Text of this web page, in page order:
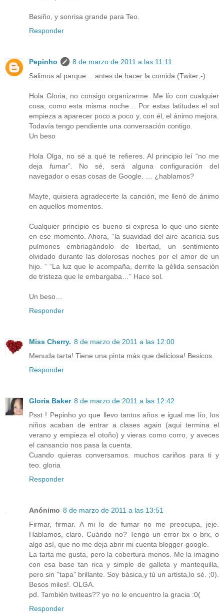
Besiño, y sonrisa grande para Teo.
Responder
Pepinho
8 de marzo de 2011 a las 11:11
Salimos al parque… antes de hacer la comida (Twiter;-)
Hola Gloria, no consigo organizarme. Me lío con cualquier
cosa, como esta misma noche… Por estas latitudes el sol
empieza a aparecer poco a poco y, con él, el ánimo mejora.
Todavía tengo pendiente una conversación contigo.
Un beso
Hola Olga, no sé a qué te refieres. Al principio leí “no me
deja fumar”. No sé, será alguna configuración del
navegador o esas cosas de Google. … ¿hablamos?
Mayte, quisiera agradecerte la canción, me llenó de ánimo
en aquellos momentos.
Cualquier principio es bueno si expresa lo que uno siente
en ese momento. Ahora, “la suavidad del aire acaricia sus
pulmones embriagándolo de libertad, un sentimiento
olvidado durante las dolorosas noches por el amor de un
hijo. “ “La luz que le acompaña, derrite la gélida sensación
de tristeza que le embargaba…” Hace sol.
Un beso…
Responder
Miss Cherry. 8 de marzo de 2011 a las 12:00
Menuda tarta! Tiene una pinta más que deliciosa! Besicos.
Responder
Gloria Baker 8 de marzo de 2011 a las 12:42
Psst ! Pepinho yo que llevo tantos años e igual me lío, los
niños acaban de entrar a clases again (aqui termina el
verano y empieza el otoño) y vieras como corro, y aveces
el cansancio nos pasa la cuenta.
Cuando quieras conversamos. muchos cariños para ti y
teo. gloria
Responder
Anónimo 8 de marzo de 2011 a las 13:51
Firmar, firmar. A mi lo de fumar no me preocupa, jeje.
Hablamos, claro. Cuándo no? Tengo un error bx o brx, o
algo así, que no me deja abrir mi cuenta blogger-google.
La tarta me gusta, pero la cobertura menos. Me la imagino
con esa base tan rica y simple de galleta y mantequilla,
pero sin "tapa" brillante. Soy básica,y tú un artista,lo sé. ;0).
Besos miles!. OLGA.
pd. También twiteas?? yo no le encuentro la gracia :0(
Responder